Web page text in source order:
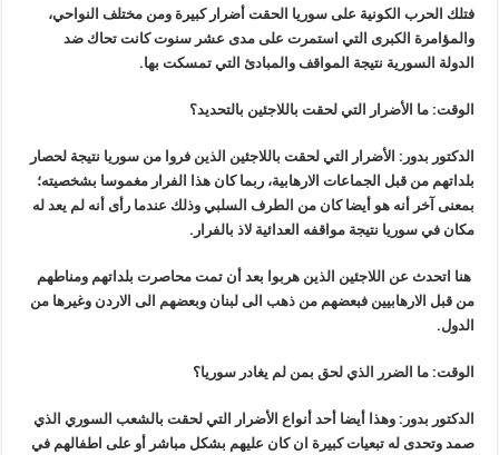
فتلك الحرب الكونية على سوريا الحقت أضرار كبيرة ومن مختلف النواحي،
والمؤامرة الكبرى التي استمرت على مدى عشر سنوت كانت تحاك ضد
الدولة السورية نتيجة المواقف والمبادئ التي تمسكت بها.
الوقت: ما الأضرار التي لحقت باللاجئين بالتحديد؟
الدكتور بدور: الأضرار التي لحقت باللاجئين الذين فروا من سوريا نتيجة لحصار
بلداتهم من قبل الجماعات الارهابية، ربما كان هذا الفرار مغموسا بشخصيته؛
بمعنى آخر أنه هو أيضا كان من الطرف السلبي وذلك عندما رأى أنه لم يعد له
مكان في سوريا نتيجة مواقفه العدائية لاذ بالفرار.
هنا اتحدث عن اللاجئين الذين هربوا بعد أن تمت محاصرت بلداتهم ومناطهم
من قبل الارهابيين فبعضهم من ذهب الى لبنان وبعضهم الى الاردن وغيرها من
الدول.
الوقت: ما الضرر الذي لحق بمن لم يغادر سوريا؟
الدكتور بدور: وهذا أيضا أحد أنواع الأضرار التي لحقت بالشعب السوري الذي
صمد وتحدى له تبعيات كبيرة ان كان عليهم بشكل مباشر أو على اطفالهم في